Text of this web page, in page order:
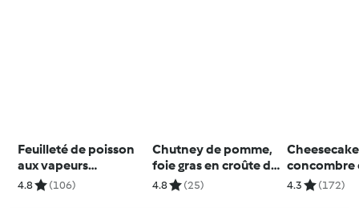
Feuilleté de poisson
aux vapeurs
d'agrumes
4.8 (106)
Chutney de pomme,
foie gras en croûte de
pain d'épices
4.8 (25)
Cheesecake
concombre
4.3 (172)